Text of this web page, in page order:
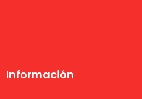
Información